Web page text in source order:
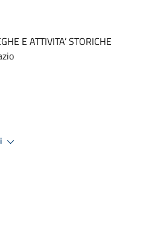
E ATTIVITA’ STORICHE